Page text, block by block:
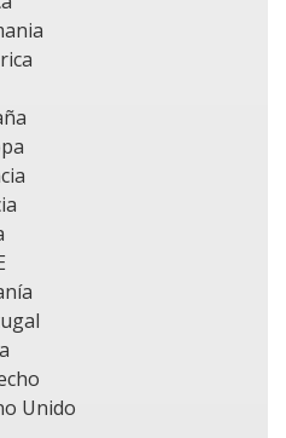
Unido